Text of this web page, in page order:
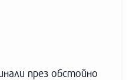
през обстойно